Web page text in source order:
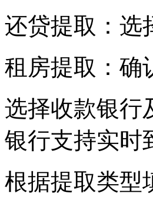
还贷提取：选
租房提取：确
选择收款银行
银行支持实时
根据提取类型